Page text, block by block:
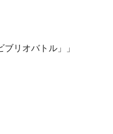
リオバトル」」